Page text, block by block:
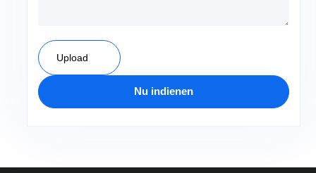
Upload
Nu indienen
t